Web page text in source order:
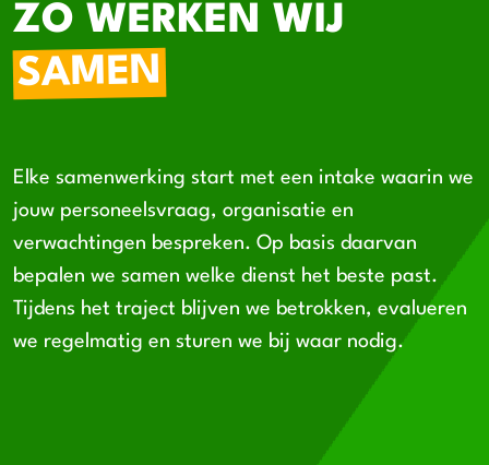
ZO WERKEN WIJ
SAMEN
Elke samenwerking start met een intake waarin we
jouw personeelsvraag, organisatie en
verwachtingen bespreken. Op basis daarvan
bepalen we samen welke dienst het beste past.
Tijdens het traject blijven we betrokken, evalueren
we regelmatig en sturen we bij waar nodig.